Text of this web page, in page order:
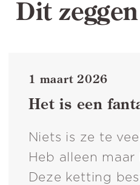
Dit
1 maart 2026
Het is een
Niets is ze te veel
Heb alleen maar
Deze ketting